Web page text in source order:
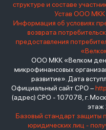
структуре и составе
Устав ООО МКК
Информация об условиях
возврата
предоставления
ООО МКК «Велком
микрофинансовых
развитие». Дата
Официальный сайт СРО –
(адрес) СРО - 107078, г.
этаж
Базовый стандарт защиты
юридических лиц -